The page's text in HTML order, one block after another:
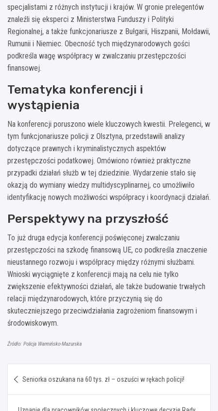
specjalistami z różnych instytucji i krajów. W gronie prelegentów
znaleźli się eksperci z Ministerstwa Funduszy i Polityki
Regionalnej, a także funkcjonariusze z Bułgarii, Hiszpanii, Mołdawii,
Rumunii i Niemiec. Obecność tych międzynarodowych gości
podkreśla wagę współpracy w zwalczaniu przestępczości
finansowej.
Tematyka konferencji i
wystąpienia
Na konferencji poruszono wiele kluczowych kwestii. Prelegenci, w
tym funkcjonariusze policji z Olsztyna, przedstawili analizy
dotyczące prawnych i kryminalistycznych aspektów
przestępczości podatkowej. Omówiono również praktyczne
przypadki działań służb w tej dziedzinie. Wydarzenie stało się
okazją do wymiany wiedzy multidyscyplinarnej, co umożliwiło
identyfikację nowych możliwości współpracy i koordynacji działań.
Perspektywy na przyszłość
To już druga edycja konferencji poświęconej zwalczaniu
przestępczości na szkodę finansową UE, co podkreśla znaczenie
nieustannego rozwoju i współpracy między różnymi służbami.
Wnioski wyciągnięte z konferencji mają na celu nie tylko
zwiększenie efektywności działań, ale także budowanie trwałych
relacji międzynarodowych, które przyczynią się do
skuteczniejszego przeciwdziałania zagrożeniom finansowym i
środowiskowym.
Źródło: Policja Warmińsko-Mazurska
wpisu
Seniorka oszukana na 60 tys. zł – oszuści w rękach policji!